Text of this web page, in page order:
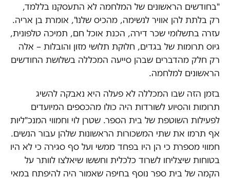
"בחודשים הראשונים של המלחמה לא התעסקנו בללמד,
רק בלתת להן אוויר לנשימה, מהכיס שלנו", אומרת בן אריה.
עזרה בתשלומי שכר דירה, הכנת אוכל חם, תמיכה טלפונית,
גיוס תרומות של בגדים, חלוקת תלושי מזון והובלות – אלה
רק חלק מהדברים שבהן סייעה המכללה בשלושת החודשים
הראשונים למלחמה.
בזמן הזה שבו המכללה לא פעלה היא נאבקה להשיג
תרומות והסיוע לשורדות היה כולו מהכספים המיועדים
לפעילות השוטפת של בית הספר. שטרן לוי וחמווי המנכ"ליות
אף תרמו את שתי המשכורות הראשונות שלהן עבור הנשים.
חמווי מספרת כי הן היו בפחד ממשי ועל סף סגירה כי לא היו
בטוחות שיצליחו לשרוד כלכלית וחששו שיאלצו לוותר על
הקמה של בית ספר נוסף בחיפה שאמור היה להיפתח במאי